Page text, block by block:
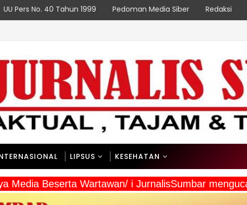
UU Pers No. 40 Tahun 1999 Pedoman Media Siber Redaksi
Sesuai PeRencana
LIPSUS KESEHATAN
Media Beserta Wartawan/ i JurnalisSumbar